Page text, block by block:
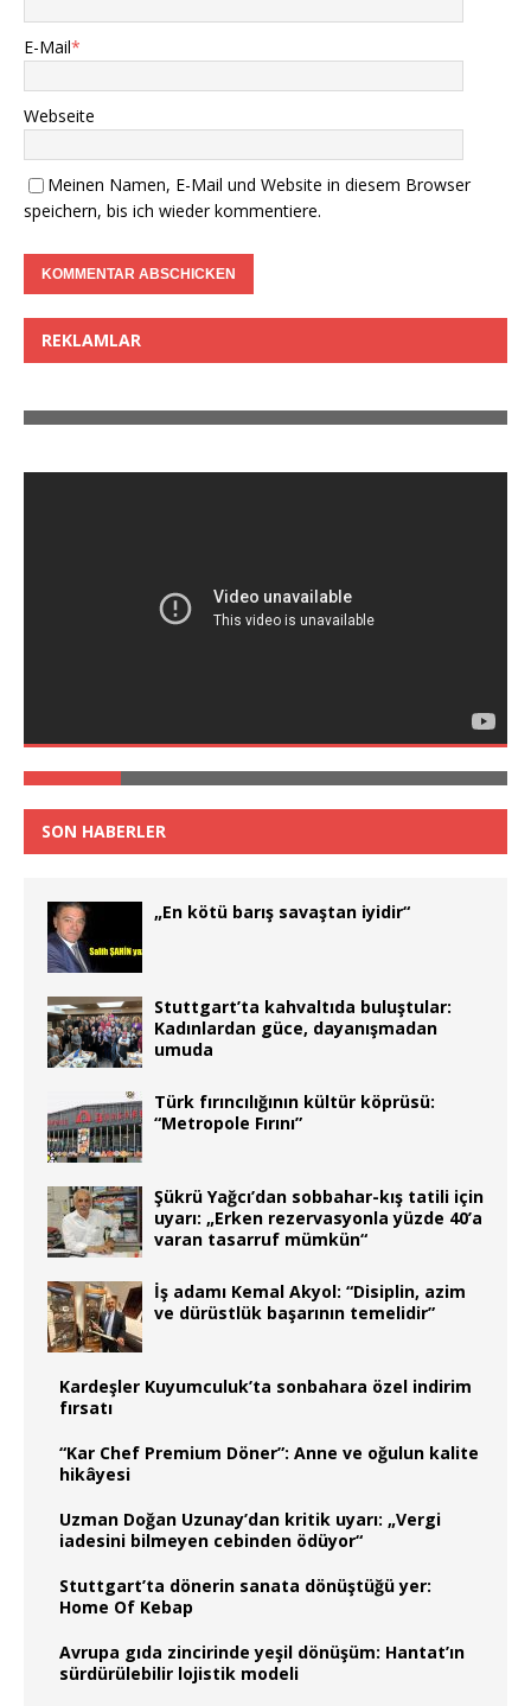
E-Mail*
Webseite
Meinen Namen, E-Mail und Website in diesem Browser
speichern, bis ich wieder kommentiere.
REKLAMLAR
SON HABERLER
„En kötü barış savaştan iyidir“
Stuttgart’ta kahvaltıda buluştular:
Kadınlardan güce, dayanışmadan
umuda
Türk fırıncılığının kültür köprüsü:
“Metropole Fırını”
Şükrü Yağcı’dan sobbahar-kış tatili için
uyarı: „Erken rezervasyonla yüzde 40’a
varan tasarruf mümkün“
İş adamı Kemal Akyol: “Disiplin, azim
ve dürüstlük başarının temelidir”
Kardeşler Kuyumculuk’ta sonbahara özel indirim
fırsatı
“Kar Chef Premium Döner”: Anne ve oğulun kalite
hikâyesi
Uzman Doğan Uzunay’dan kritik uyarı: „Vergi
iadesini bilmeyen cebinden ödüyor“
Stuttgart’ta dönerin sanata dönüştüğü yer:
Home Of Kebap
Avrupa gıda zincirinde yeşil dönüşüm: Hantat’ın
sürdürülebilir lojistik modeli